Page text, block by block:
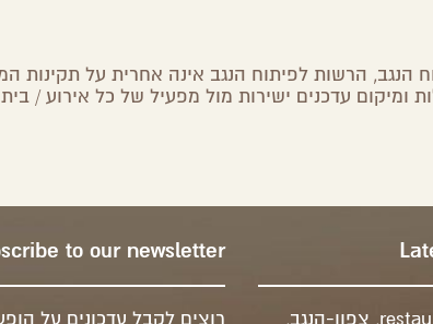
הרשות לפיתוח הנגב אינה אחרית על תקינות
ומיקום עדכנים ישירות מול מפעיל של כל אירוע /
, צפון-הנגב,
to our newsletter
רוצים לקבל עדכונים על